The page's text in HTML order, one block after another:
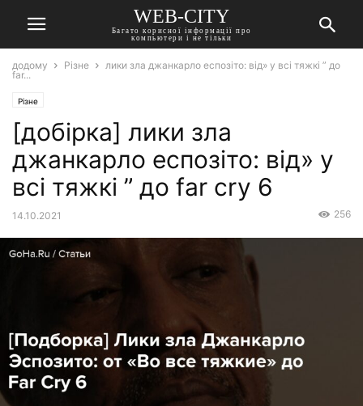
WEB-CITY
Багато корисної інформації про
компьютери і не тільки
додому Різне
лики зла джанкарло еспозіто: від» у всі тяжкі ” до
far...
Різне
[добірка] лики зла
джанкарло еспозіто: від» у
всі тяжкі ” до far cry 6
14.10.2021 256